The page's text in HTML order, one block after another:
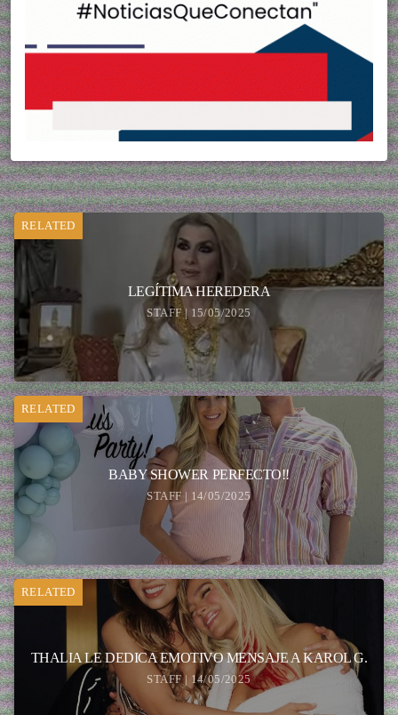
RELATED
LEGÍTIMA HEREDERA
STAFF | 15/05/2025
RELATED
BABY SHOWER PERFECTO!!
STAFF | 14/05/2025
RELATED
THALIA LE DEDICA EMOTIVO MENSAJE A KAROL G.
STAFF | 14/05/2025